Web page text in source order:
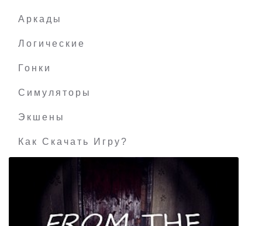
Аркады
Логические
Гонки
Симуляторы
Экшены
Как Скачать Игру?